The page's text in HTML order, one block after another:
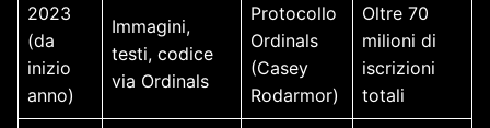
2023
(da
inizio
anno)
Immagini,
testi, codice
via Ordinals
Protocollo
Ordinals
(Casey
Rodarmor)
Oltre 70
milioni di
iscrizioni
totali